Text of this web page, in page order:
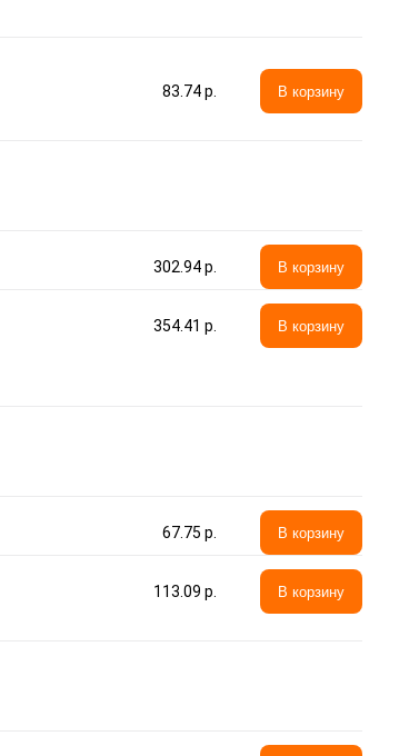
83.74 p. В корзину
302.94 p. В корзину
354.41 p. В корзину
67.75 p. В корзину
113.09 p. В корзину